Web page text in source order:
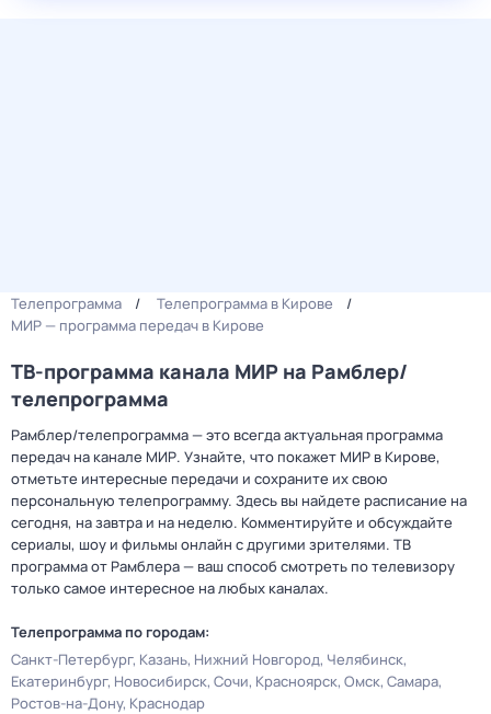
Телепрограмма
Телепрограмма в Кирове
МИР — программа передач в Кирове
ТВ-программа канала МИР на Рамблер/
телепрограмма
Рамблер/телепрограмма — это всегда актуальная программа
передач на канале МИР. Узнайте, что покажет МИР в Кирове,
отметьте интересные передачи и сохраните их свою
персональную телепрограмму. Здесь вы найдете расписание на
сегодня, на завтра и на неделю. Комментируйте и обсуждайте
сериалы, шоу и фильмы онлайн с другими зрителями. ТВ
программа от Рамблера — ваш способ смотреть по телевизору
только самое интересное на любых каналах.
Телепрограмма по городам:
Санкт-Петербург Казань Нижний Новгород Челябинск
Екатеринбург Новосибирск Сочи Красноярск Омск Самара
Ростов-на-Дону Краснодар